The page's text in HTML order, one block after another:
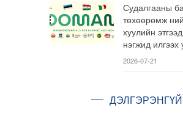
Судалгааны
төхөөрөмж
хуулийн
нэгжид илгээх
2026-07-21
ДЭЛГЭРЭНГҮЙ